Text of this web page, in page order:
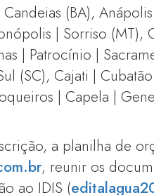
Candeias (BA),
| Sorriso (MT),
| Patrocínio |
(SC), Cajati |
| Capela |
a planilha de
; reunir os
ao IDIS (